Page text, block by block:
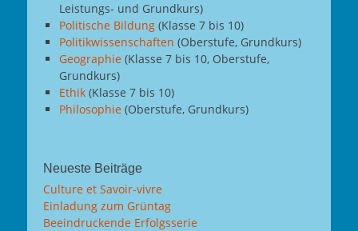
Leistungs- und Grundkurs)
Politische Bildung (Klasse 7 bis 10)
Politikwissenschaften (Oberstufe, Grundkurs)
Geographie (Klasse 7 bis 10, Oberstufe,
Grundkurs)
Ethik (Klasse 7 bis 10)
Philosophie (Oberstufe, Grundkurs)
Neueste Beiträge
Culture et Savoir-vivre
Einladung zum Grüntag
Beeindruckende Erfolgsserie